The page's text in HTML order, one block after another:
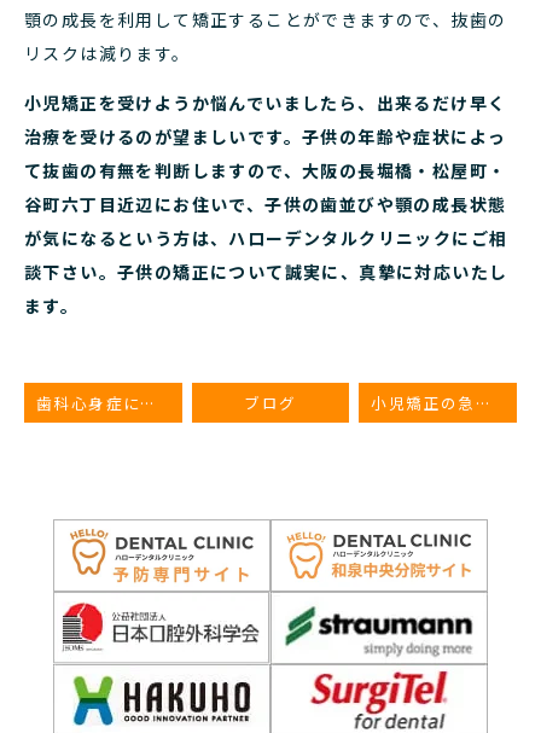
顎の成長を利用して矯正することができますので、抜歯の
リスクは減ります。
小児矯正を受けようか悩んでいましたら、出来るだけ早く
治療を受けるのが望ましいです。子供の年齢や症状によっ
て抜歯の有無を判断しますので、大阪の長堀橋・松屋町・
谷町六丁目近辺にお住いで、子供の歯並びや顎の成長状態
が気になるという方は、ハローデンタルクリニックにご相
談下さい。子供の矯正について誠実に、真摯に対応いたし
ます。
歯科心身症について ブログ 小児矯正の急速拡大装置とは？メリット・デメリット・矯正期間・費用・適応年齢など紹介